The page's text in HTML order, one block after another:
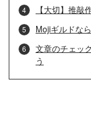
【大切】推敲
Mojiギルドな
文章のチェッ
う